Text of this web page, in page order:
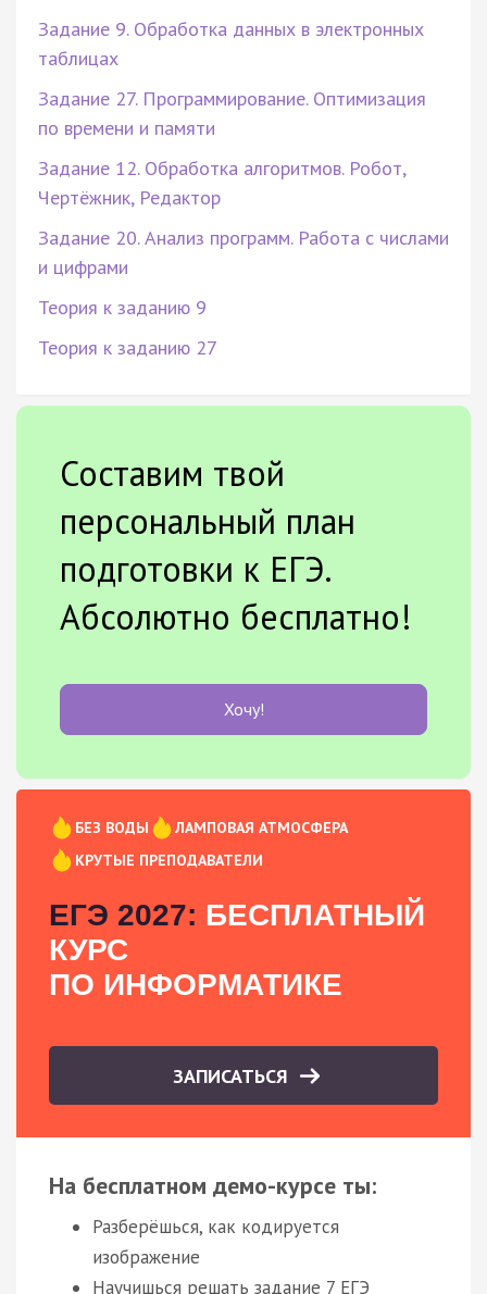
Задание 9. Обработка данных в электронных
таблицах
Задание 27. Программирование. Оптимизация
по времени и памяти
Задание 12. Обработка алгоритмов. Робот,
Чертёжник, Редактор
Задание 20. Анализ программ. Работа с числами
и цифрами
Теория к заданию 9
Теория к заданию 27
Составим твой
персональный план
подготовки к ЕГЭ.
Абсолютно бесплатно!
Хочу!
БЕЗ ВОДЫ
ЛАМПОВАЯ АТМОСФЕРА
КРУТЫЕ ПРЕПОДАВАТЕЛИ
ЕГЭ 2027: БЕСПЛАТНЫЙ
КУРС
ПО ИНФОРМАТИКЕ
ЗАПИСАТЬСЯ
На бесплатном демо-курсе ты:
Разберёшься, как кодируется
изображение
Научишься решать задание 7 ЕГЭ